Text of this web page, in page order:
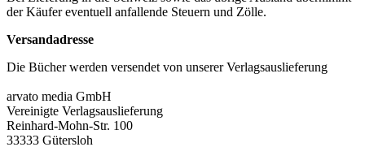
der Käufer eventuell anfallende Steuern und Zölle.
Versandadresse
Die Bücher werden versendet von unserer Verlagsauslieferung
arvato media GmbH
Vereinigte Verlagsauslieferung
Reinhard-Mohn-Str. 100
33333 Gütersloh